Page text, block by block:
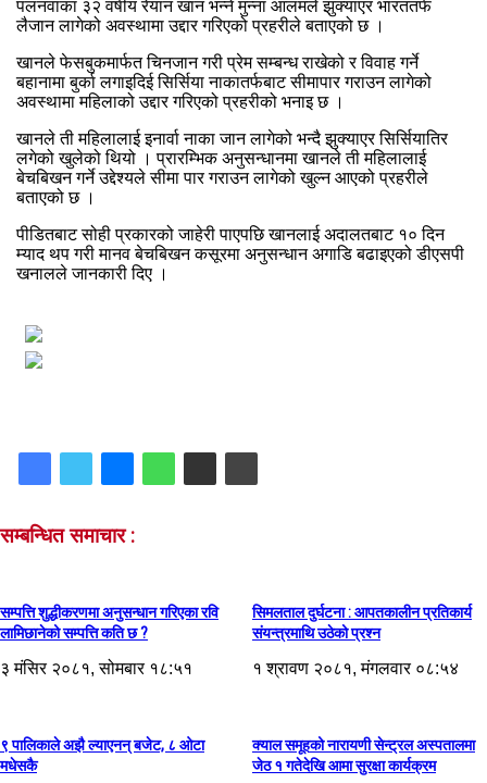
पलनवाका ३२ वर्षीय रेयान खान भन्ने मुन्ना आलमले झुक्याएर भारततर्फ
लैजान लागेको अवस्थामा उद्दार गरिएको प्रहरीले बताएको छ ।
खानले फेसबुकमार्फत चिनजान गरी प्रेम सम्बन्ध राखेको र विवाह गर्ने
बहानामा बुर्का लगाइदिई सिर्सिया नाकातर्फबाट सीमापार गराउन लागेको
अवस्थामा महिलाको उद्दार गरिएको प्रहरीको भनाइ छ ।
खानले ती महिलालाई इनार्वा नाका जान लागेको भन्दै झुक्याएर सिर्सियातिर
लगेको खुलेको थियो । प्रारम्भिक अनुसन्धानमा खानले ती महिलालाई
बेचबिखन गर्ने उद्देश्यले सीमा पार गराउन लागेको खुल्न आएको प्रहरीले
बताएको छ ।
पीडितबाट सोही प्रकारको जाहेरी पाएपछि खानलाई अदालतबाट १० दिन
म्याद थप गरी मानव बेचबिखन कसूरमा अनुसन्धान अगाडि बढाइएको डीएसपी
खनालले जानकारी दिए ।
सम्बन्धित समाचार :
सम्पत्ति शुद्धीकरणमा अनुसन्धान गरिएका रवि
लामिछानेको सम्पत्ति कति छ ?
३ मंसिर २०८१, सोमबार १८:५१
सिमलताल दुर्घटना : आपतकालीन प्रतिकार्य
संयन्त्रमाथि उठेको प्रश्न
१ श्रावण २०८१, मंगलवार ०८:५४
९ पालिकाले अझै ल्याएनन् बजेट, ८ ओटा
मधेसकै
क्याल समूहको नारायणी सेन्ट्रल अस्पतालमा
जेठ १ गतेदेखि आमा सुरक्षा कार्यक्रम